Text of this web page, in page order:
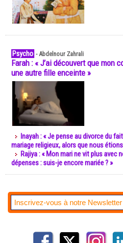
Psycho -Abdelnour Zahrali
Farah : « J’ai découvert que mon
une autre fille enceinte »
Inayah : « Je pense au divorce du
mariage religieux, alors que nous
Rajiya : « Mon mari ne vit plus avec
dépenses : suis-je encore mariée ? »